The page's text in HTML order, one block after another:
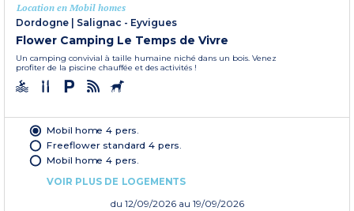
Location en Mobil homes
Dordogne
Salignac - Eyvigues
Flower Camping Le Temps de Vivre
Un camping convivial à taille humaine niché dans un bois. Venez
profiter de la piscine chauffée et des activités !
Mobil home 4 pers.
Freeflower standard 4 pers.
Mobil home 4 pers.
VOIR PLUS DE LOGEMENTS
du 12/09/2026 au 19/09/2026